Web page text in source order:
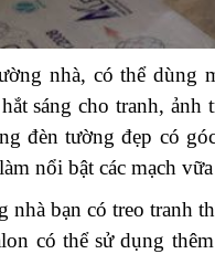
nhà, có thể dùng
sáng cho tranh,
đèn tường đẹp có
nổi bật các mạch
nhà bạn có treo tranh
có thể sử dụng